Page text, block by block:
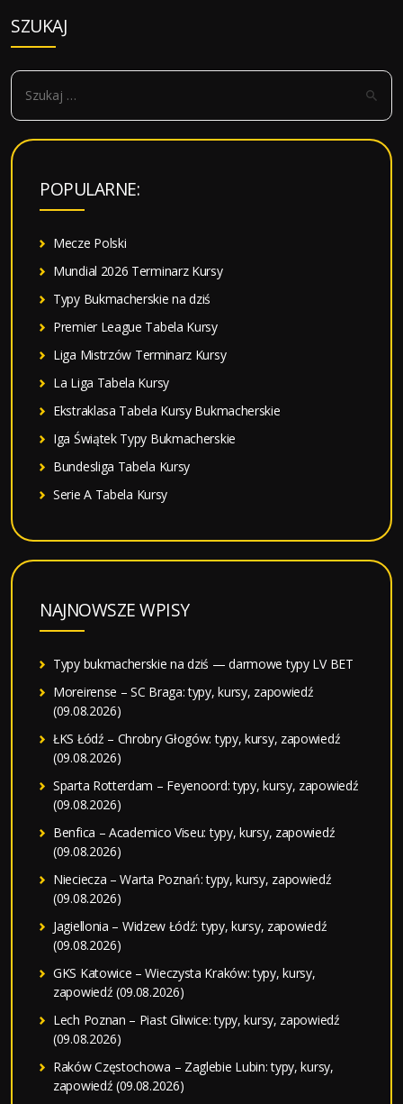
SZUKAJ
S
k
POPULARNE:
Mecze Polski
Mundial 2026 Terminarz Kursy
Typy Bukmacherskie na dziś
Premier League Tabela Kursy
Liga Mistrzów Terminarz Kursy
La Liga Tabela Kursy
Ekstraklasa Tabela Kursy Bukmacherskie
Iga Świątek Typy Bukmacherskie
Bundesliga Tabela Kursy
Serie A Tabela Kursy
NAJNOWSZE WPISY
Typy bukmacherskie na dziś — darmowe typy LV BET
Moreirense – SC Braga: typy, kursy, zapowiedź
(09.08.2026)
ŁKS Łódź – Chrobry Głogów: typy, kursy, zapowiedź
(09.08.2026)
Sparta Rotterdam – Feyenoord: typy, kursy, zapowiedź
(09.08.2026)
Benfica – Academico Viseu: typy, kursy, zapowiedź
(09.08.2026)
Nieciecza – Warta Poznań: typy, kursy, zapowiedź
(09.08.2026)
Jagiellonia – Widzew Łódź: typy, kursy, zapowiedź
(09.08.2026)
GKS Katowice – Wieczysta Kraków: typy, kursy,
zapowiedź (09.08.2026)
Lech Poznan – Piast Gliwice: typy, kursy, zapowiedź
(09.08.2026)
Raków Częstochowa – Zaglebie Lubin: typy, kursy,
zapowiedź (09.08.2026)